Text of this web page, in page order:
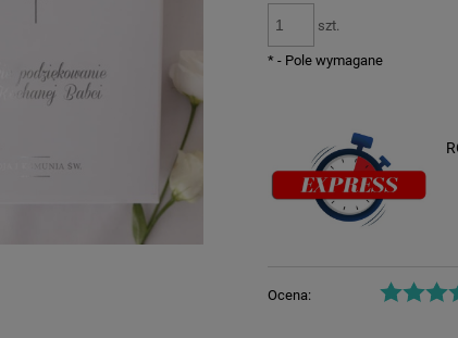
szt.
* - Pole wymagane
Ocena: